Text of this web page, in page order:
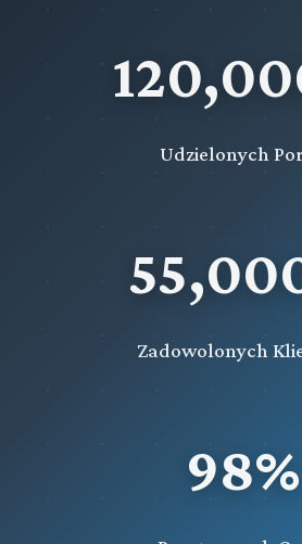
Udzielonych
Zadowolonych
98%